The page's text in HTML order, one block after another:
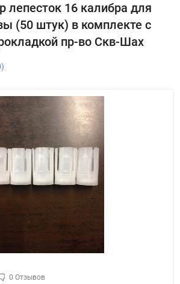
лепесток 16 калибра для
(50 штук) в комплекте с
пр-во Скв-Шах
0 Отзывов